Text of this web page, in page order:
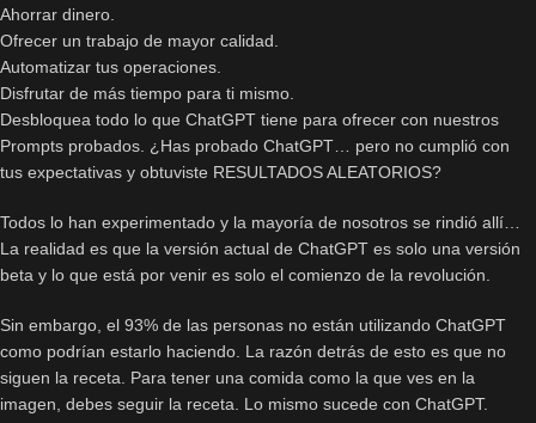
Ahorrar dinero.
Ofrecer un trabajo de mayor calidad.
Automatizar tus operaciones.
Disfrutar de más tiempo para ti mismo.
Desbloquea todo lo que ChatGPT tiene para ofrecer con nuestros
Prompts probados. ¿Has probado ChatGPT… pero no cumplió con
tus expectativas y obtuviste RESULTADOS ALEATORIOS?
Todos lo han experimentado y la mayoría de nosotros se rindió allí…
La realidad es que la versión actual de ChatGPT es solo una versión
beta y lo que está por venir es solo el comienzo de la revolución.
Sin embargo, el 93% de las personas no están utilizando ChatGPT
como podrían estarlo haciendo. La razón detrás de esto es que no
siguen la receta. Para tener una comida como la que ves en la
imagen, debes seguir la receta. Lo mismo sucede con ChatGPT.